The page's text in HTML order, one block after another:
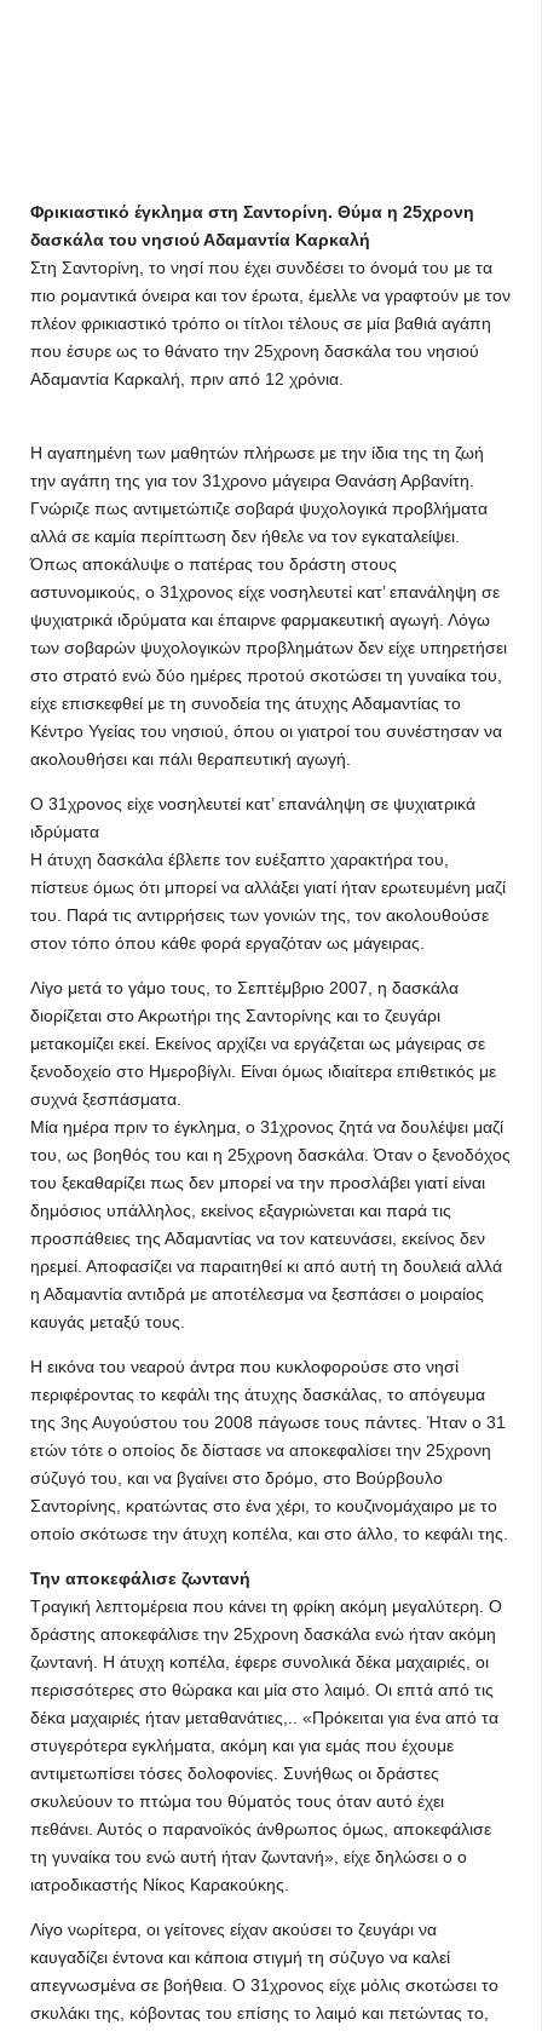
Φρικιαστικό έγκλημα στη Σαντορίνη. Θύμα η 25χρονη
δασκάλα του νησιού Αδαμαντία Καρκαλή
Στη Σαντορίνη, το νησί που έχει συνδέσει το όνομά του με τα
πιο ρομαντικά όνειρα και τον έρωτα, έμελλε να γραφτούν με τον
πλέον φρικιαστικό τρόπο οι τίτλοι τέλους σε μία βαθιά αγάπη
που έσυρε ως το θάνατο την 25χρονη δασκάλα του νησιού
Αδαμαντία Καρκαλή, πριν από 12 χρόνια.
Η αγαπημένη των μαθητών πλήρωσε με την ίδια της τη ζωή
την αγάπη της για τον 31χρονο μάγειρα Θανάση Αρβανίτη.
Γνώριζε πως αντιμετώπιζε σοβαρά ψυχολογικά προβλήματα
αλλά σε καμία περίπτωση δεν ήθελε να τον εγκαταλείψει.
Όπως αποκάλυψε ο πατέρας του δράστη στους
αστυνομικούς, ο 31χρονος είχε νοσηλευτεί κατ’ επανάληψη σε
ψυχιατρικά ιδρύματα και έπαιρνε φαρμακευτική αγωγή. Λόγω
των σοβαρών ψυχολογικών προβλημάτων δεν είχε υπηρετήσει
στο στρατό ενώ δύο ημέρες προτού σκοτώσει τη γυναίκα του,
είχε επισκεφθεί με τη συνοδεία της άτυχης Αδαμαντίας το
Κέντρο Υγείας του νησιού, όπου οι γιατροί του συνέστησαν να
ακολουθήσει και πάλι θεραπευτική αγωγή.
Ο 31χρονος είχε νοσηλευτεί κατ’ επανάληψη σε ψυχιατρικά
ιδρύματα
Η άτυχη δασκάλα έβλεπε τον ευέξαπτο χαρακτήρα του,
πίστευε όμως ότι μπορεί να αλλάξει γιατί ήταν ερωτευμένη μαζί
του. Παρά τις αντιρρήσεις των γονιών της, τον ακολουθούσε
στον τόπο όπου κάθε φορά εργαζόταν ως μάγειρας.
Λίγο μετά το γάμο τους, το Σεπτέμβριο 2007, η δασκάλα
διορίζεται στο Ακρωτήρι της Σαντορίνης και το ζευγάρι
μετακομίζει εκεί. Εκείνος αρχίζει να εργάζεται ως μάγειρας σε
ξενοδοχείο στο Ημεροβίγλι. Είναι όμως ιδιαίτερα επιθετικός με
συχνά ξεσπάσματα.
Μία ημέρα πριν το έγκλημα, ο 31χρονος ζητά να δουλέψει μαζί
του, ως βοηθός του και η 25χρονη δασκάλα. Όταν ο ξενοδόχος
του ξεκαθαρίζει πως δεν μπορεί να την προσλάβει γιατί είναι
δημόσιος υπάλληλος, εκείνος εξαγριώνεται και παρά τις
προσπάθειες της Αδαμαντίας να τον κατευνάσει, εκείνος δεν
ηρεμεί. Αποφασίζει να παραιτηθεί κι από αυτή τη δουλειά αλλά
η Αδαμαντία αντιδρά με αποτέλεσμα να ξεσπάσει ο μοιραίος
καυγάς μεταξύ τους.
Η εικόνα του νεαρού άντρα που κυκλοφορούσε στο νησί
περιφέροντας το κεφάλι της άτυχης δασκάλας, το απόγευμα
της 3ης Αυγούστου του 2008 πάγωσε τους πάντες. Ήταν ο 31
ετών τότε ο οποίος δε δίστασε να αποκεφαλίσει την 25χρονη
σύζυγό του, και να βγαίνει στο δρόμο, στο Βούρβουλο
Σαντορίνης, κρατώντας στο ένα χέρι, το κουζινομάχαιρο με το
οποίο σκότωσε την άτυχη κοπέλα, και στο άλλο, το κεφάλι της.
Την αποκεφάλισε ζωντανή
Τραγική λεπτομέρεια που κάνει τη φρίκη ακόμη μεγαλύτερη. Ο
δράστης αποκεφάλισε την 25χρονη δασκάλα ενώ ήταν ακόμη
ζωντανή. Η άτυχη κοπέλα, έφερε συνολικά δέκα μαχαιριές, οι
περισσότερες στο θώρακα και μία στο λαιμό. Οι επτά από τις
δέκα μαχαιριές ήταν μεταθανάτιες,.. «Πρόκειται για ένα από τα
στυγερότερα εγκλήματα, ακόμη και για εμάς που έχουμε
αντιμετωπίσει τόσες δολοφονίες. Συνήθως οι δράστες
σκυλεύουν το πτώμα του θύματός τους όταν αυτό έχει
πεθάνει. Αυτός ο παρανοϊκός άνθρωπος όμως, αποκεφάλισε
τη γυναίκα του ενώ αυτή ήταν ζωντανή», είχε δηλώσει ο ο
ιατροδικαστής Νίκος Καρακούκης.
Λίγο νωρίτερα, οι γείτονες είχαν ακούσει το ζευγάρι να
καυγαδίζει έντονα και κάποια στιγμή τη σύζυγο να καλεί
απεγνωσμένα σε βοήθεια. Ο 31χρονος είχε μόλις σκοτώσει το
σκυλάκι της, κόβοντας του επίσης το λαιμό και πετώντας το,